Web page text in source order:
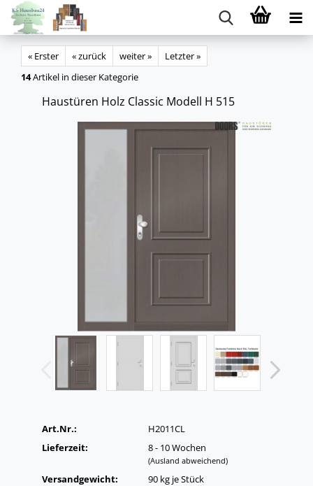
« Erster « zurück weiter »
Letzter »
14Artikel in dieser Kategorie
Haus­tü­ren Holz Clas­sic Mo­dell H 515
Art.Nr.:
H2011CL
Lieferzeit:
8 - 10 Wochen
(Ausland abweichend)
Versandgewicht: 90kg je Stück